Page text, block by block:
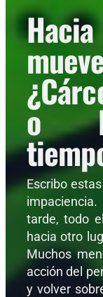
o
Escribo
tarde, todo
hacia otro
Muchos
acción del
y volver